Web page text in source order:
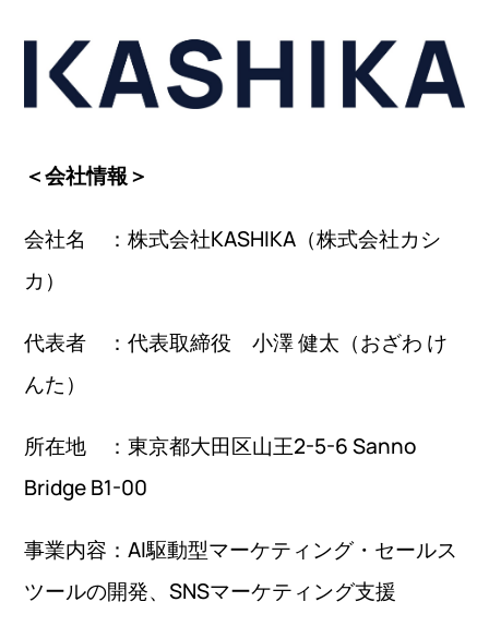
＜会社情報＞
会社名 ：株式会社KASHIKA（株式会社カシ
カ）
代表者 ：代表取締役 小澤 健太（おざわ け
んた）
所在地 ：東京都大田区山王2-5-6 Sanno
Bridge B1-00
事業内容：AI駆動型マーケティング・セールス
ツールの開発、SNSマーケティング支援